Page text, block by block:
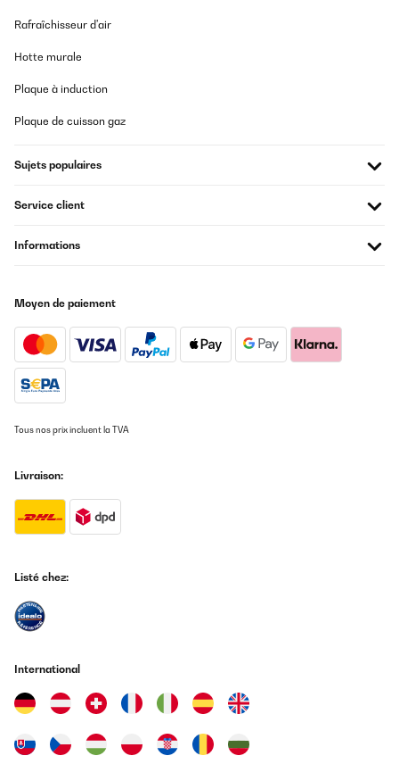
Rafraîchisseur d'air
Hotte murale
Plaque à induction
Plaque de cuisson gaz
Sujets populaires
Service client
Informations
Moyen de paiement
Tous nos prix incluent la TVA
Livraison:
Listé chez:
International